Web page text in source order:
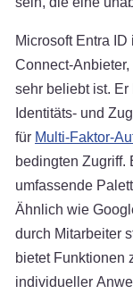
Microsoft Entra
Connect-
sehr beliebt ist.
Identitäts- und
für Multi-Faktor-
bedingten Zugriff.
umfassende
Ähnlich wie
durch Mitarbeiter
bietet Funktionen
individueller